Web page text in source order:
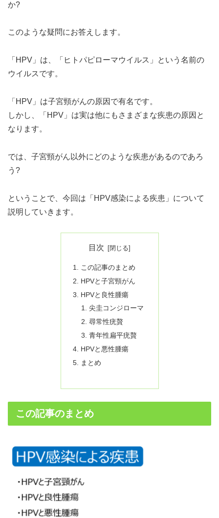
か?
このような疑問にお答えします。
「HPV」は、「ヒトパピローマウイルス」という名前の
ウイルスです。
「HPV」は子宮頸がんの原因で有名です。
しかし、「HPV」は実は他にもさまざまな疾患の原因と
なります。
では、子宮頸がん以外にどのような疾患があるのであろ
う?
ということで、今回は「HPV感染による疾患」について
説明していきます。
目次
この記事のまとめ
HPVと子宮頸がん
HPVと良性腫瘍
尖圭コンジローマ
尋常性疣贅
青年性扁平疣贅
HPVと悪性腫瘍
まとめ
この記事のまとめ